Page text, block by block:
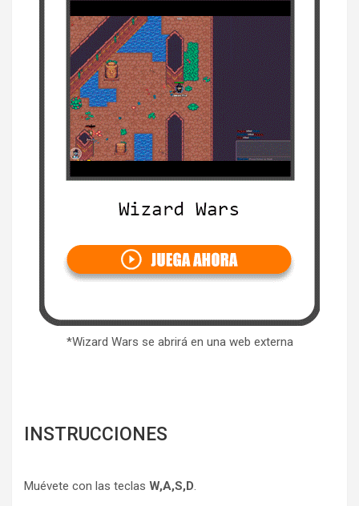
*Wizard Wars se abrirá en una web externa
INSTRUCCIONES
Muévete con las teclas W,A,S,D.